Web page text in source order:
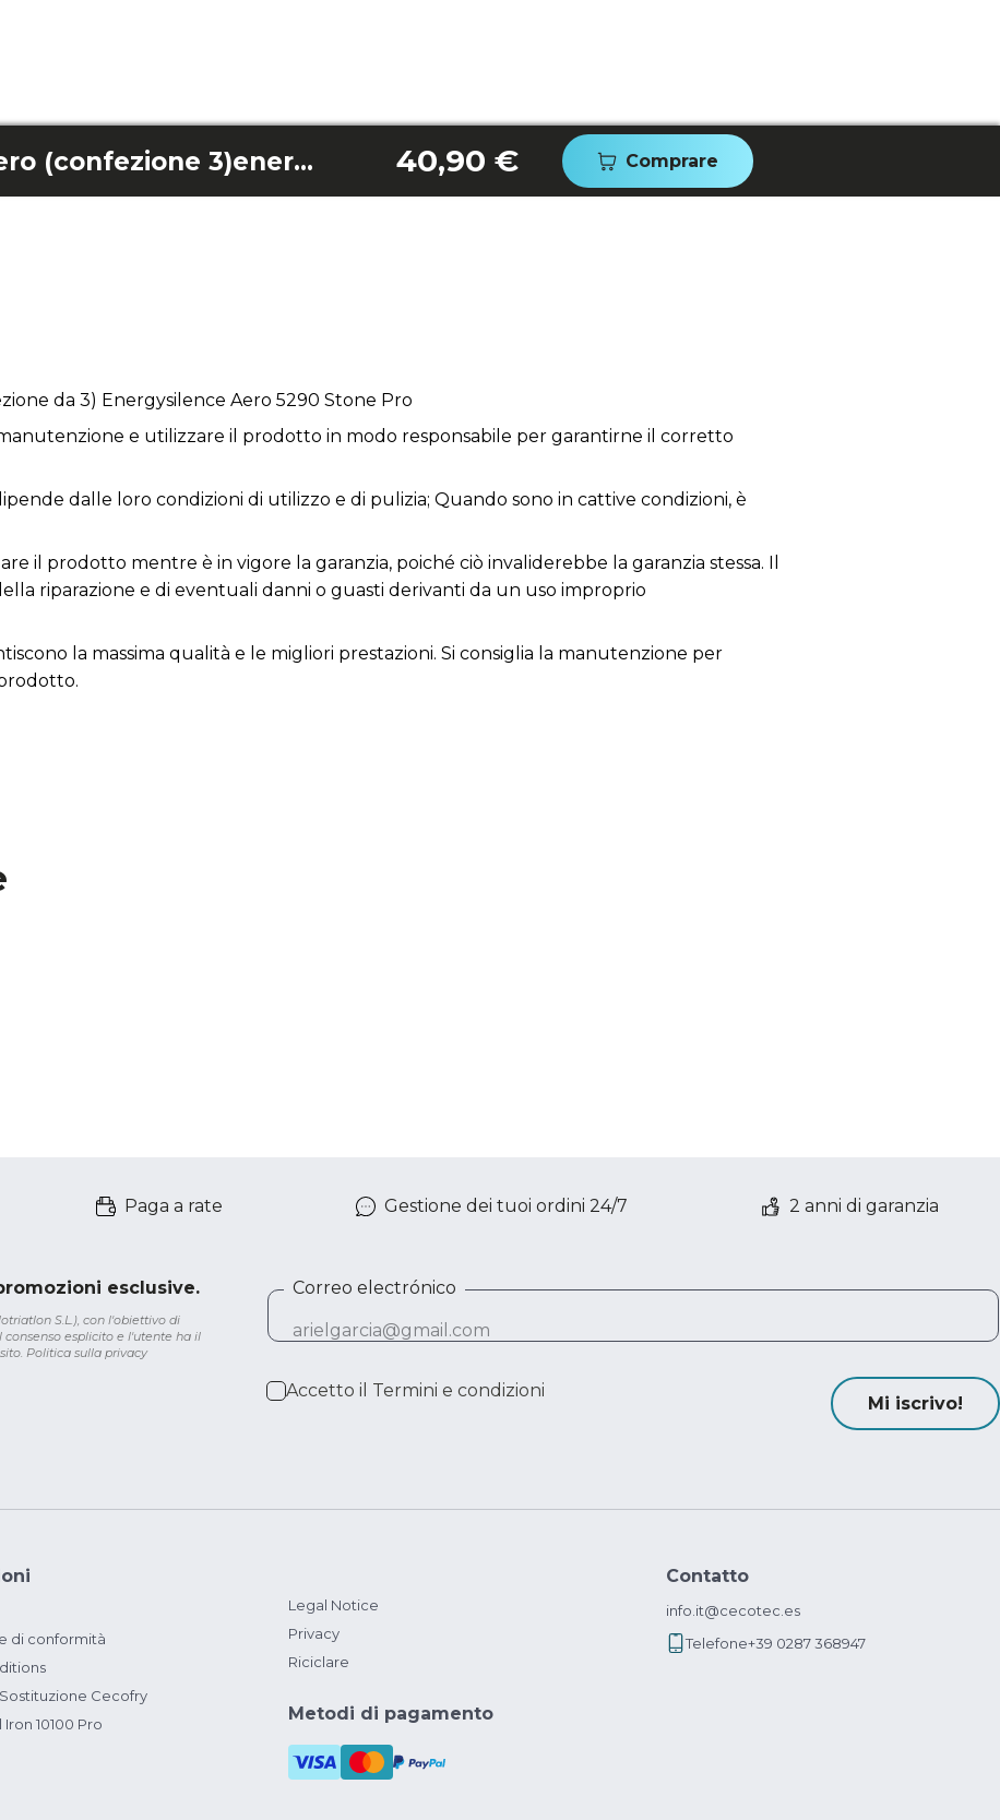
Lama in legno nero (confezione 3)energysilence aero 5290 stone pro 40,90 € Comprare
da 3) Energysilence Aero 5290 Stone Pro
e utilizzare il prodotto in modo responsabile per garantirne il corretto
dalle loro condizioni di utilizzo e di pulizia; Quando sono in cattive condizioni, è
il prodotto mentre è in vigore la garanzia, poiché ciò invaliderebbe la garanzia stessa. Il
riparazione e di eventuali danni o guasti derivanti da un uso improprio
la massima qualità e le migliori prestazioni. Si consiglia la manutenzione per
Paga a rate Gestione dei tuoi ordini 24/7 2 anni di garanzia
esclusive.
S.L.), con l'obiettivo di
esplicito e l'utente ha il
Politica sulla privacy
Correo electrónico
Accetto il Termini e condizioni
Mi iscrivo!
di conformità
Cecofry
10100 Pro
Legal Notice
Privacy
Riciclare
Metodi di pagamento
Contatto
info.it@cecotec.es
Telefone+39 0287 368947